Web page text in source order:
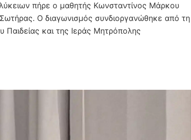
πήρε ο μαθητής Κωνσταντίνος Μάρκου
Ο διαγωνισμός συνδιοργανώθηκε από τη
και της Ιεράς Μητρόπολης